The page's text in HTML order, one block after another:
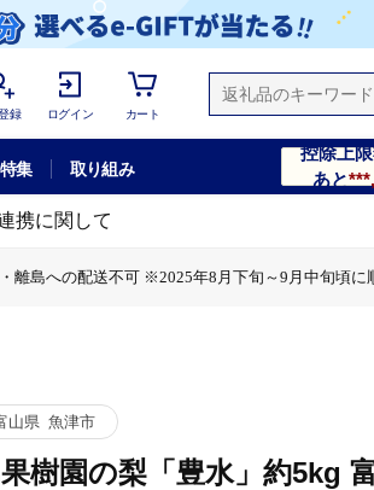
録 ログイン カート
特集 取り組み
控除上
あと
携に関して
島への配送不可 ※2025年8月下旬～9月中旬頃に
山県 魚津市
樹園の梨「豊水」約5kg